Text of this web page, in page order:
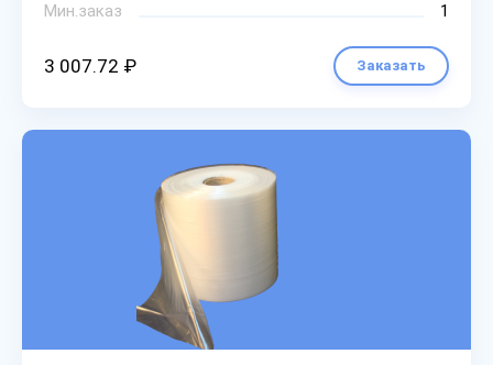
Мин.заказ
1
3 007.72 ₽ Заказать